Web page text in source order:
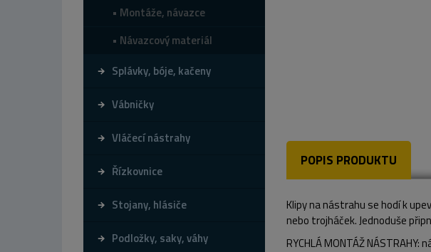
Montáže, návazce
Návazcový materiál
Splávky, bóje, kačeny
Vábničky
Vláčecí nástrahy
Řízkovnice
Stojany, hlásiče
Podložky, saky, váhy
POPIS PRODUKTU
Klipy na nástrahu se hodí k
nebo trojháček. Jednoduše
RYCHLÁ MONTÁŽ